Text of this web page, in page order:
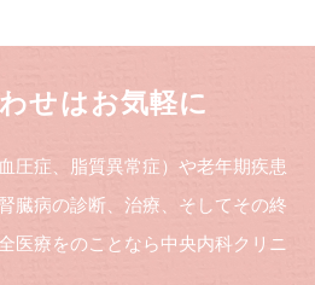
せはお気軽に
圧症、脂質異常症）や老年期疾患
臓病の診断、治療、そしてその終
医療をのことなら中央内科クリニ